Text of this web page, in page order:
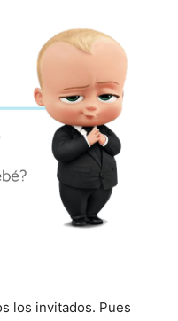
los invitados. Pues